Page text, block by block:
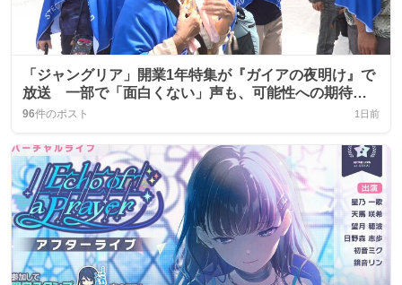
「ジャングリア」開業1年特集が『ガイアの夜明け』で
放送 一部で「面白くない」声も、可能性への期待が
語られる
96件のポスト 1日前